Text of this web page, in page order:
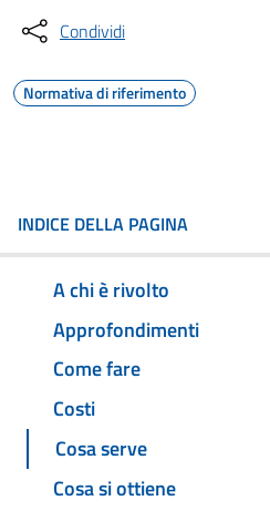
Condividi
Normativa di riferimento
INDICE DELLA PAGINA
A chi è rivolto
Approfondimenti
Come fare
Costi
Cosa serve
Cosa si ottiene